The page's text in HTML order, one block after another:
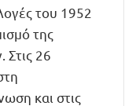
του 1952
της
26
και στις